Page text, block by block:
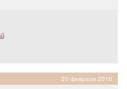
20 февраля 2016